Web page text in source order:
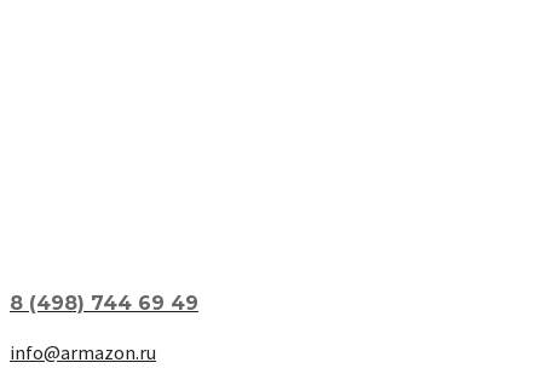
8 (498) 744 69 49
info@armazon.ru